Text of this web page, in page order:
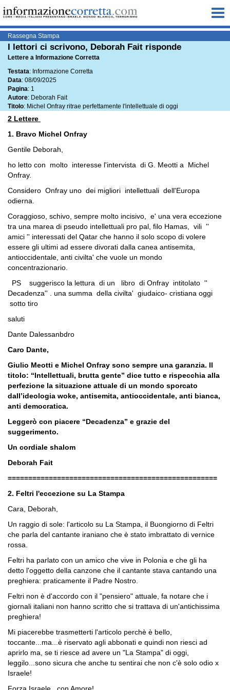
Rassegna Stampa
I lettori ci scrivono, Deborah Fait risponde
Lettere a Informazione Corretta
Testata: Informazione Corretta
Data: 08/09/2025
Pagina: 1
Autore: Deborah Fait
Titolo: Michel Onfray ritrae perfettamente l'intellettuale di oggi
2 Lettere
1. Bravo Michel Onfray
Gentile Deborah,
ho letto con molto interesse l'intervista di G. Meotti a Michel
Onfray.
Considero Onfray uno dei migliori intellettuali dell'Europa
odierna.
Coraggioso, schivo, sempre molto incisivo, e' una vera eccezione
tra una marea di pseudo intellettuali pro pal, filo Hamas, vili ''
amici '' interessati del Qatar che hanno il solo scopo di volere
essere gli ultimi ad essere divorati dalla canea antisemita,
antioccidentale, anti civilta' che vuole un mondo
concentrazionario.
PS suggerisco la lettura di un libro di Onfray intitolato ''
Decadenza'' . una summa della civilta' giudaico- cristiana oggi
sotto tiro
saluti
Dante Dalessanbdro
Caro Dante,
Giulio Meotti e Michel Onfray sono sempre una garanzia. Il
titolo: “Intellettuali, brutta gente” dice tutto e rispecchia alla
perfezione la situazione attuale di un mondo sporcato
dall’ideologia woke, antisemita, antioccidentale, anti bianca,
anti democratica.
Leggerò con piacere “Decadenza” e grazie del
suggerimento.
Un cordiale shalom
Deborah Fait
===================================================
2. Feltri l'eccezione su La Stampa
Cara, Deborah,
Un raggio di sole: l'articolo su La Stampa, il Buongiorno di Feltri
che parla del cantante iraniano che è stato imbrattato di vernice
rossa.
Feltri ha parlato con un amico che vive in Polonia e che gli ha
detto l'oggetto della canzone che il cantante stava cantando una
preghiera: praticamente il Padre Nostro.
Feltri non è d'accordo con il "pensiero" attuale, fa notare che i
giornali italiani non hanno scritto che si trattava di un'antichissima
preghiera!
Mi piacerebbe trasmetterti l'articolo perchè è bello,
toccante...ma...è riservato agli abbonati e quindi non riesci ad
aprirlo ma, se ti riesce ad avere un "La Stampa" di oggi,
leggilo...sono sicura che anche tu sentirai che non c'è solo odio x
Israele!